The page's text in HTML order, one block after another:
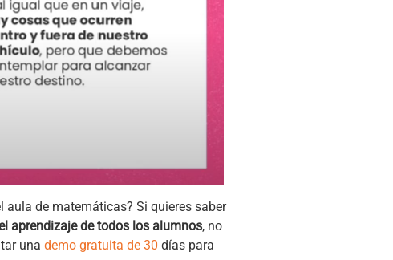
aula de matemáticas? Si quieres saber
aprendizaje de todos los alumnos, no
una demo gratuita de 30 días para